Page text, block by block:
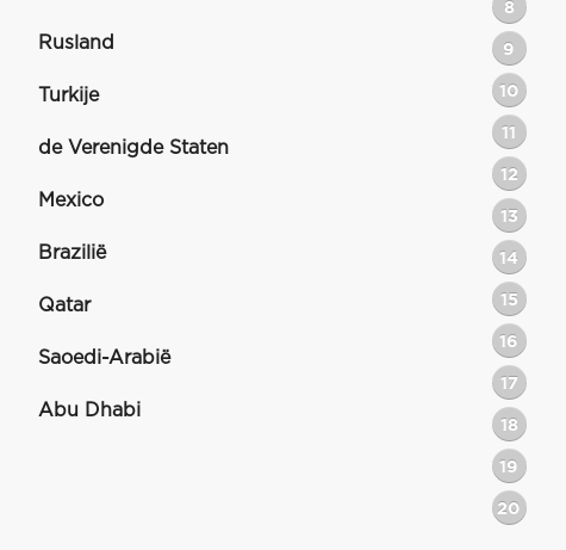
Rusland
Turkije
de Verenigde Staten
Mexico
Brazilië
Qatar
Saoedi-Arabië
Abu Dhabi
8
9
10
11
12
13
14
15
16
17
18
19
20